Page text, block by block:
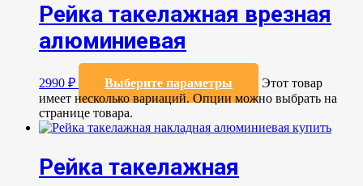
Рейка такелажная врезная
алюминиевая
2990 ₽ Выберите параметры
Этот товар
имеет несколько вариаций. Опции можно выбрать на
странице товара.
Рейка такелажная